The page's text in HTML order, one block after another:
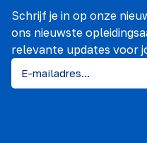
Schrijf je in op onze
ons nieuwste
relevante updates voor